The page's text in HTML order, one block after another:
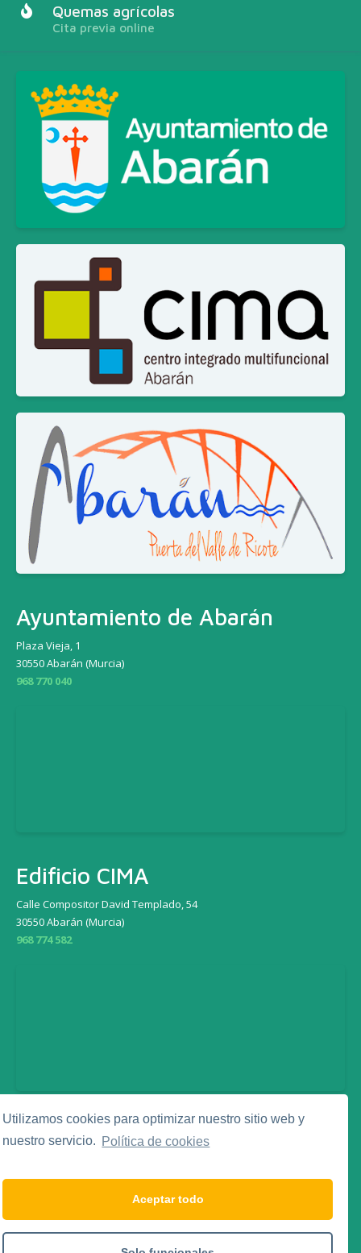
Utilizamos cookies para optimizar nuestro sitio web y
nuestro servicio. Política de cookies
Aceptar todo
Quemas agrícolas
Cita previa online
Ayuntamiento de Abarán
Plaza Vieja, 1
30550 Abarán (Murcia)
968 770 040
Edificio CIMA
Calle Compositor David Templado, 54
30550 Abarán (Murcia)
968 774 582
Legal
Política de Privacidad
Social Media